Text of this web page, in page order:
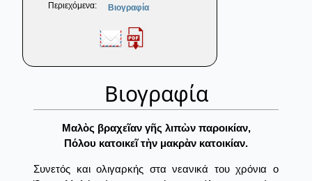
Περιεχόμενα: Βιογραφία
Βιογραφία
Μαλὸς βραχεῖαν γῆς λιπὼν παροικίαν,
Πόλου κατοικεῖ τὴν μακρὰν κατοικίαν.
Συνετός και ολιγαρκής στα νεανικά του χρόνια ο